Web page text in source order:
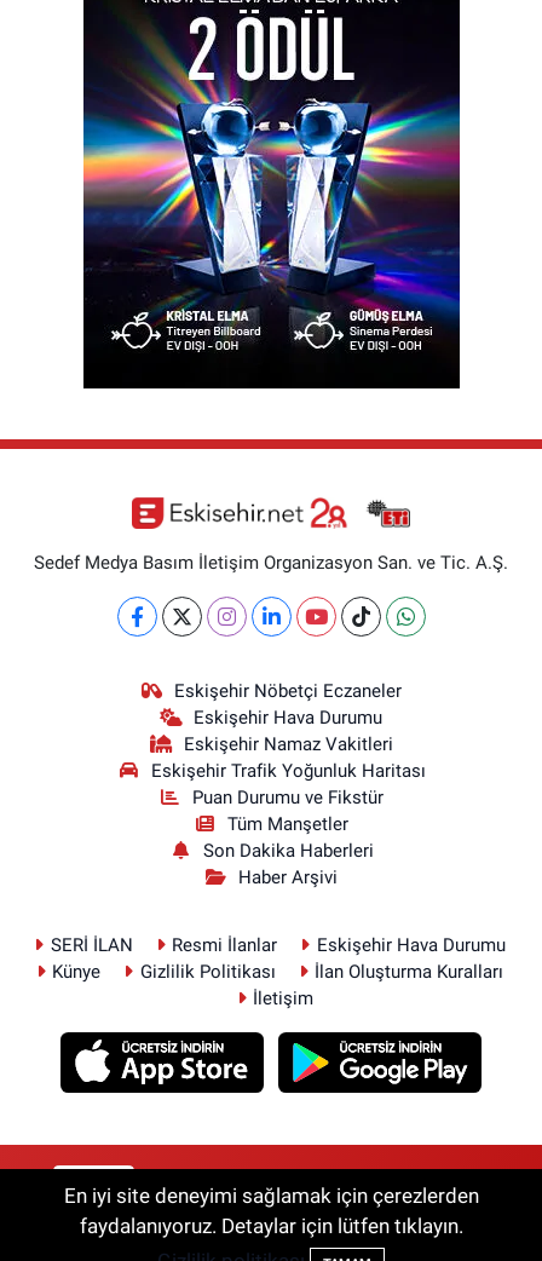
Sedef Medya Basım İletişim Organizasyon San. ve Tic. A.Ş.
Eskişehir Nöbetçi Eczaneler
Eskişehir Hava Durumu
Eskişehir Namaz Vakitleri
Eskişehir Trafik Yoğunluk Haritası
Puan Durumu ve Fikstür
Tüm Manşetler
Son Dakika Haberleri
Haber Arşivi
SERİ İLAN Resmi İlanlar
Eskişehir Hava Durumu
Künye
Gizlilik Politikası
İlan Oluşturma Kuralları
İletişim
RSS Copyright © 2026. Her hakkı saklıdır.
En iyi site deneyimi sağlamak için çerezlerden
faydalanıyoruz. Detaylar için lütfen tıklayın.